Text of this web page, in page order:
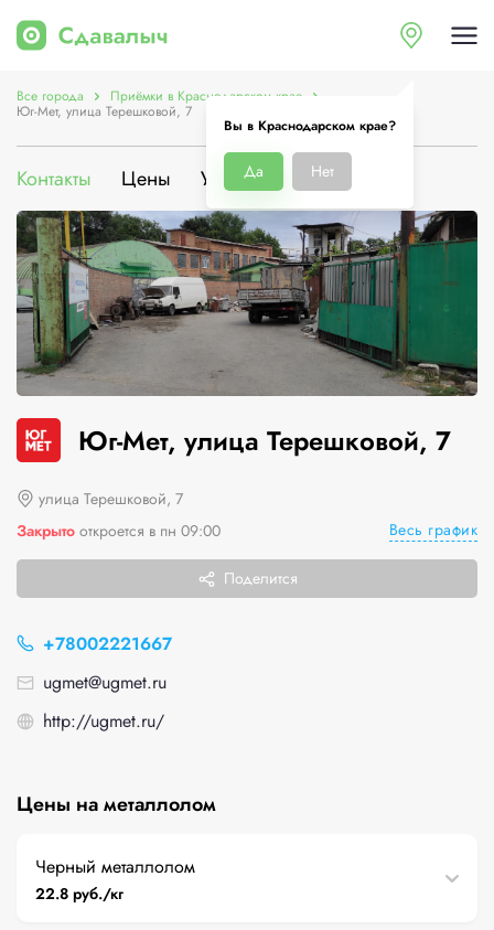
Вы в Краснодарском крае?
Да Нет
Все города Приёмки в Краснодарском крае
Юг-Мет, улица Терешковой, 7
Контакты Цены Услуги О компании
Юг-Мет, улица Терешковой, 7
улица Терешковой, 7
Закрыто откроется в пн 09:00 Весь график
Поделится
+78002221667
ugmet@ugmet.ru
http://ugmet.ru/
Цены на металлолом
Черный металлолом
22.8 руб./кг